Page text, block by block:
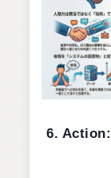
6. Action: